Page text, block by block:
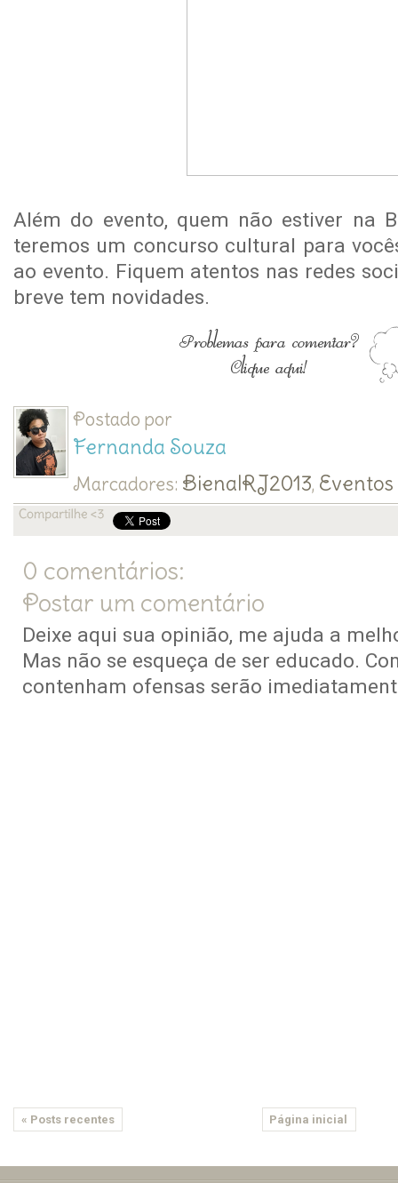
Além do evento, quem não estiver na
teremos um concurso cultural para
ao evento. Fiquem atentos nas redes
breve tem novidades.
Postado por
Fernanda Souza
Marcadores: BienalRJ2013, Eventos
0 comentários:
Postar um comentário
Deixe aqui sua opinião, me ajuda a
Mas não se esqueça de ser educado.
contenham ofensas serão
« Posts recentes Página inicial